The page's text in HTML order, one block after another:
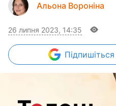
Альона Вороніна
26 липня 2023, 14:35
Підпишіться